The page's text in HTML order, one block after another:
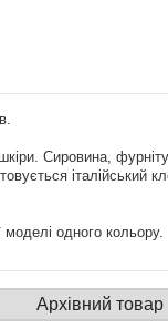
Сировина,
італійський
моделі одного кольору.
Архівний товар